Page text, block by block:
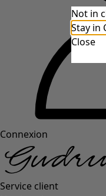
Connexion
Service client
Not in
Stay in
Close